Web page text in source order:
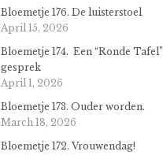
Bloemetje 176. De luisterstoel
April 15, 2026
Bloemetje 174. Een “Ronde Tafel”
gesprek
April 1, 2026
Bloemetje 173. Ouder worden.
March 18, 2026
Bloemetje 172. Vrouwendag!